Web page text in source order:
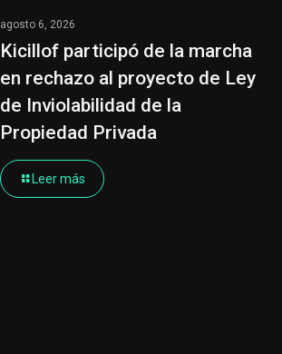
agosto 6, 2026
Kicillof participó de la marcha
en rechazo al proyecto de Ley
de Inviolabilidad de la
Propiedad Privada
Leer más